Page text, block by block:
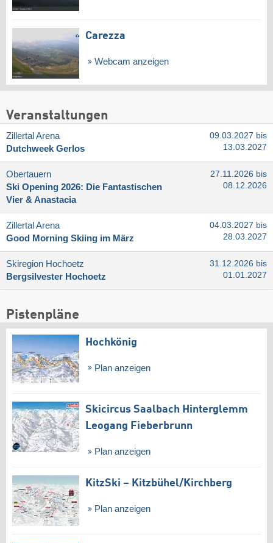
Carezza
Webcam anzeigen
Veranstaltungen
Zillertal Arena
Dutchweek Gerlos
09.03.2027 bis
13.03.2027
Obertauern
Ski Opening 2026: Die Fantastischen
Vier & Anastacia
27.11.2026 bis
08.12.2026
Zillertal Arena
Good Morning Skiing im März
04.03.2027 bis
28.03.2027
Skiregion Hochoetz
Bergsilvester Hochoetz
31.12.2026 bis
01.01.2027
Pistenpläne
Hochkönig
Plan anzeigen
Skicircus Saalbach Hinterglemm
Leogang Fieberbrunn
Plan anzeigen
KitzSki – Kitzbühel/​Kirchberg
Plan anzeigen